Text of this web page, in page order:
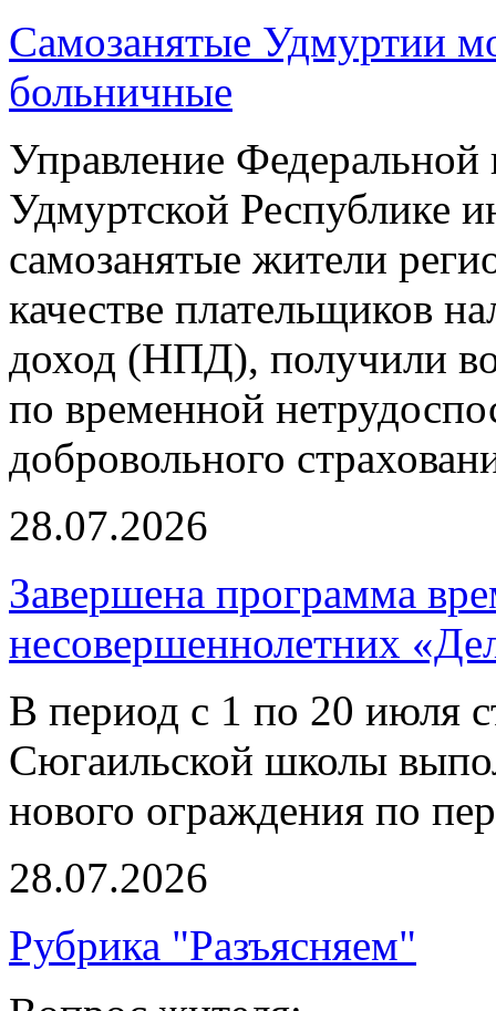
Самозанятые Удмуртии
больничные
Управление
Удмуртской Республике
самозанятые жители
качестве плательщиков
доход (НПД), получили
по временной
добровольного
28.07.2026
Завершена программа
несовершеннолетних
В период с 1 по 20 июля
Сюгаильской школы
нового ограждения по
28.07.2026
Рубрика "Разъясняем"